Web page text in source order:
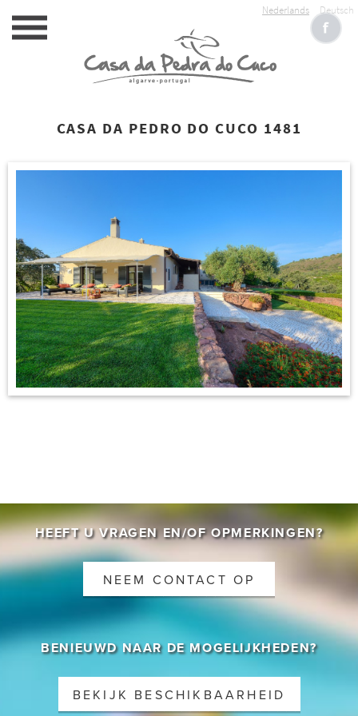
Nederlands Deutsch
HOME
RESERVEREN
FOTOALBUM
CONTACT
CASA DA PEDRO DO CUCO 1481
HEEFT U VRAGEN EN/OF OPMERKINGEN?
NEEM CONTACT OP
BENIEUWD NAAR DE MOGELIJKHEDEN?
BEKIJK BESCHIKBAARHEID